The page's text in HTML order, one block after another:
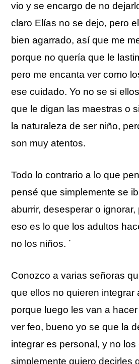
vio y se encargo de no
claro Elías no se dejo, pero
bien agarrado, así que me
porque no quería que le
pero me encanta ver como
ese cuidado. Yo no se si
que le digan las maestras o
la naturaleza de ser niño,
son muy atentos.
Todo lo contrario a lo que
pensé que simplemente se
aburrir, desesperar o
eso es lo que los adultos
no los niños. ´
Conozco a varias señoras
que ellos no quieren integrar
porque luego les van a
ver feo, bueno yo se que la
integrar es personal, y no los
simplemente quiero decirles